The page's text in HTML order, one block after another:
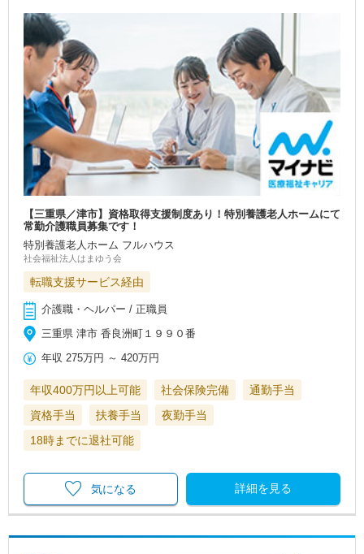
【三重県／津市】資格取得支援制度あり！特別養護老人ホームにて
常勤介護職員募集です！
特別養護老人ホーム フルハウス
社会福祉法人はまゆう会
転職支援サービス経由
介護職・ヘルパー / 正職員
三重県 津市 香良洲町１９９０番
年収 275万円 ～420万円
年収400万円以上可能 社会保険完備
通勤手当
資格手当
扶養手当
夜勤手当
18時までに退社可能
詳細を見る
気になる